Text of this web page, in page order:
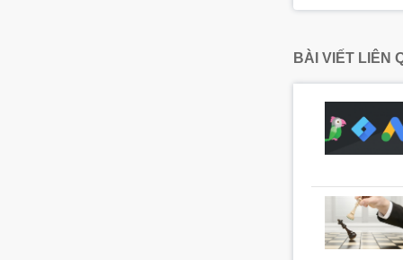
BÀI VIẾT LIÊN